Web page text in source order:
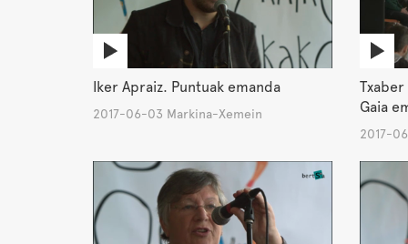
Iker Apraiz. Puntuak emanda
2017-06-03 Markina-Xemein
Gaia
2017-